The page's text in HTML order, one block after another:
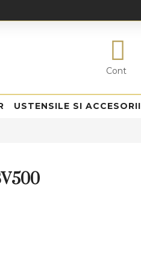
Cont
USTENSILE SI ACCESORII